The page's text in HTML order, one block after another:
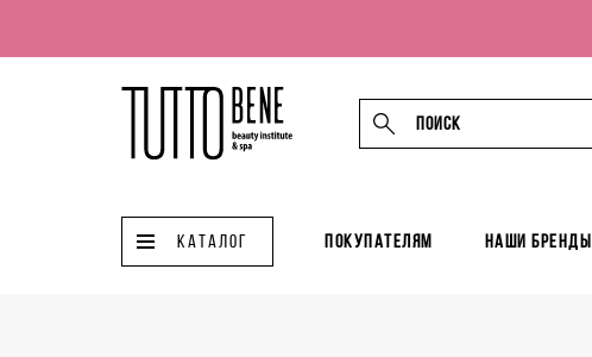
КАТАЛОГ Покупателям Наши бренды